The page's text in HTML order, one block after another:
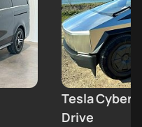
Tesla
Drive
≈ €175 747